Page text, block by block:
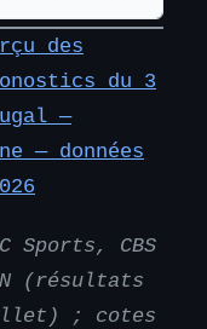
des
du 3
—
— données
Sports, CBS
(résultats
; cotes